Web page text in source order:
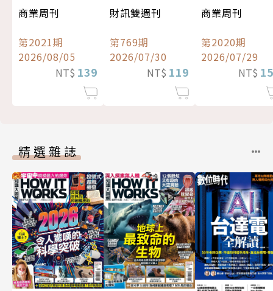
商業周刊
第2021期
2026/08/05
NT$ 139
財訊雙週刊
第769期
2026/07/30
NT$ 119
商業周刊
第2020期
2026/07/29
NT$
精選雜誌